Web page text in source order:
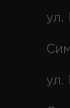
ул.
ул.